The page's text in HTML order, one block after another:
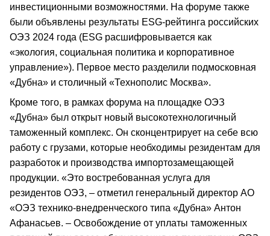
инвестиционными возможностями. На форуме также
были объявлены результаты ESG-рейтинга российских
ОЭЗ 2024 года (ESG расшифровывается как
«экология, социальная политика и корпоративное
управление»). Первое место разделили подмосковная
«Дубна» и столичный «Технополис Москва».
Кроме того, в рамках форума на площадке ОЭЗ
«Дубна» был открыт новый высокотехнологичный
таможенный комплекс. Он сконцентрирует на себе всю
работу с грузами, которые необходимы резидентам для
разработок и производства импортозамещающей
продукции. «Это востребованная услуга для
резидентов ОЭЗ, – отметил генеральный директор АО
«ОЭЗ технико-внедренческого типа «Дубна» Антон
Афанасьев. – Освобождение от уплаты таможенных